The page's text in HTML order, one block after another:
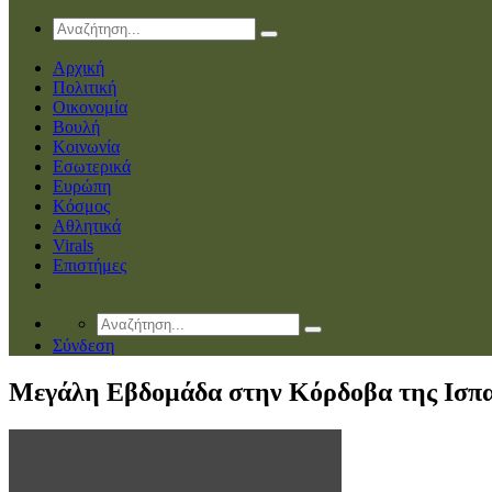
Αρχική
Πολιτική
Οικονομία
Βουλή
Κοινωνία
Εσωτερικά
Ευρώπη
Κόσμος
Αθλητικά
Virals
Επιστήμες
Σύνδεση
Mεγάλη Εβδομάδα στην Κόρδοβα της